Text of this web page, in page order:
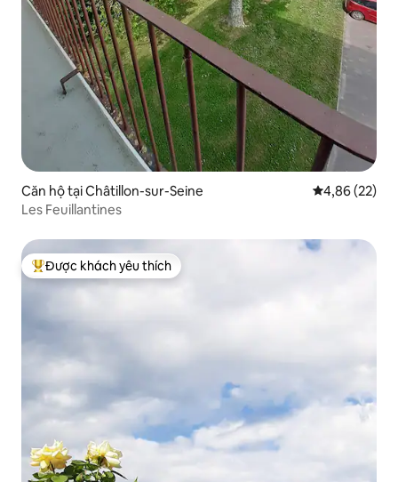
Căn hộ tại Châtillon-sur-Seine Xếp hạng
4,86 (22)
Les Feuillantines
Được khách yêu thích nhất
Được khách yêu thích